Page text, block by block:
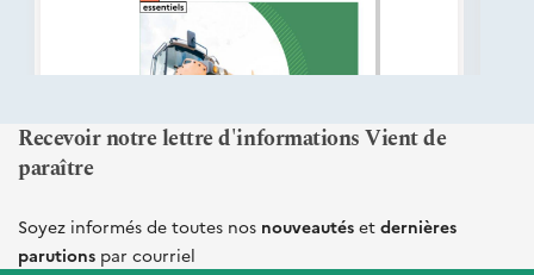
Recevoir notre lettre d'informations Vient de
paraître
Soyez informés de toutes nos nouveautés et dernières
parutions par courriel